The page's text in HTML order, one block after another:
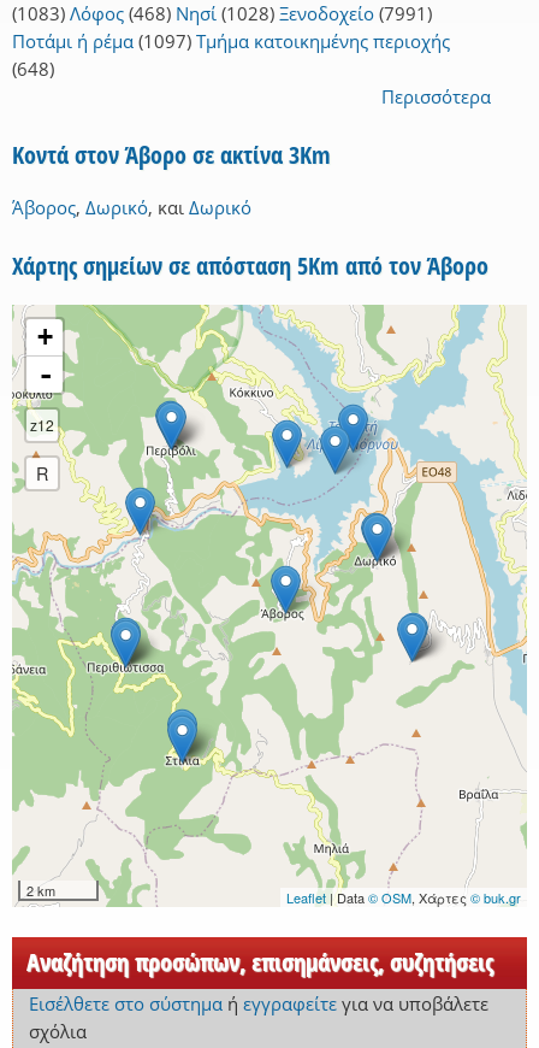
(1083) Λόφος (468) Νησί (1028) Ξενοδοχείο (7991)
Ποτάμι ή ρέμα (1097) Τμήμα κατοικημένης περιοχής
(648)
Περισσότερα
Κοντά στον Άβορο σε ακτίνα 3Km
Άβορος, Δωρικό, και Δωρικό
Χάρτης σημείων σε απόσταση 5Km από τον Άβορο
+
-
z12
R
2 km Leaflet | Data© OSM, Χάρτες© buk.gr
Αναζήτηση προσώπων, επισημάνσεις, συζητήσεις
Εισέλθετε στο σύστημαή εγγραφείτεγια να υποβάλετε
σχόλια